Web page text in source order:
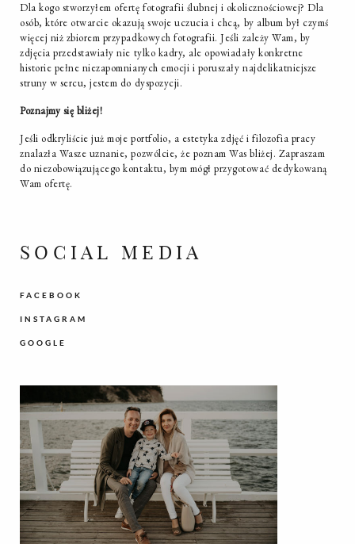
Dla kogo stworzyłem ofertę fotografii ślubnej i okolicznościowej? Dla
osób, które otwarcie okazują swoje uczucia i chcą, by album był czymś
więcej niż zbiorem przypadkowych fotografii. Jeśli zależy Wam, by
zdjęcia przedstawiały nie tylko kadry, ale opowiadały konkretne
historie pełne niezapomnianych emocji i poruszały najdelikatniejsze
struny w sercu, jestem do dyspozycji.
Poznajmy się bliżej!
Jeśli odkryliście już moje portfolio, a estetyka zdjęć i filozofia pracy
znalazła Wasze uznanie, pozwólcie, że poznam Was bliżej. Zapraszam
do niezobowiązującego kontaktu, bym mógł przygotować dedykowaną
Wam ofertę.
SOCIAL MEDIA
FACEBOOK
INSTAGRAM
GOOGLE